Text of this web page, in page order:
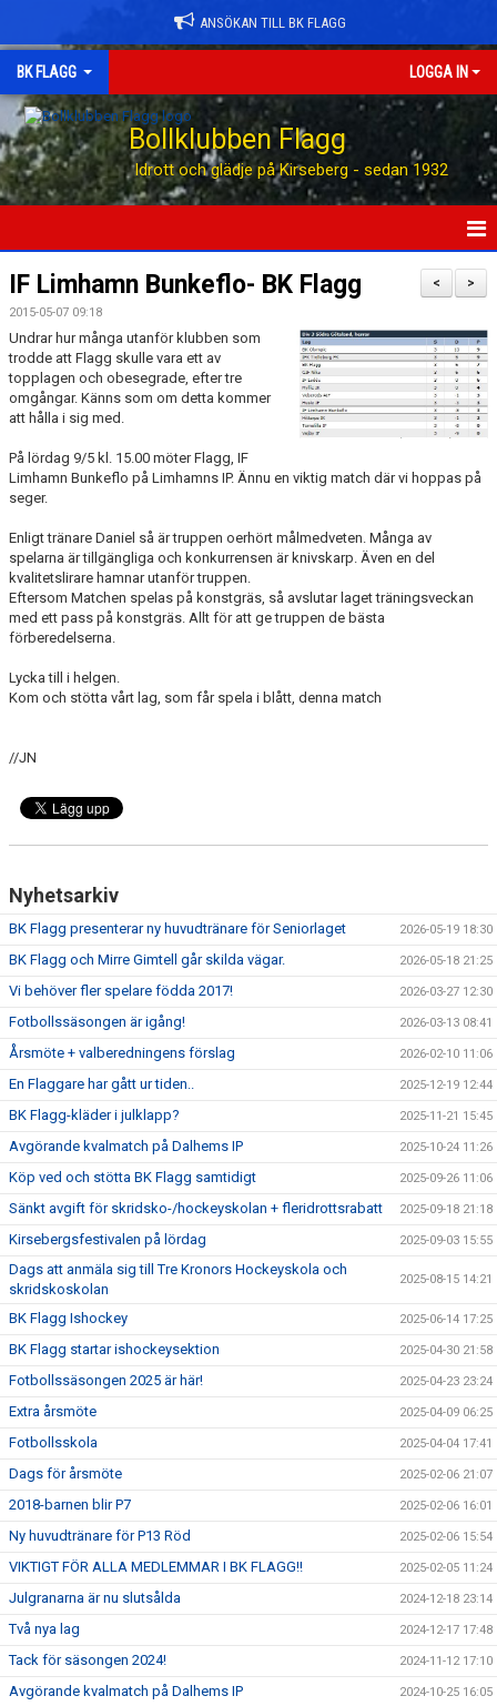
ANSÖKAN TILL BK FLAGG
BK FLAGG LOGGA IN
Bollklubben Flagg
Idrott och glädje på Kirseberg - sedan 1932
HEM
ANSÖK TILL BK FLAGG
STÖTTA BK FLAGG
KONTAKT
AVGIFTER
NYHETER
OM KLUBBEN
KALENDER
BILDGALLERI
DOKUMENT
KÖP FÖRENINGSKLÄDER
VÅRA PARTNERS!
>
<
IF Limhamn Bunkeflo- BK Flagg
2015-05-07 09:18
Undrar hur många utanför klubben som
trodde att Flagg skulle vara ett av
topplagen och obesegrade, efter tre
omgångar. Känns som om detta kommer
att hålla i sig med.
På lördag 9/5 kl. 15.00 möter Flagg, IF
Limhamn Bunkeflo på Limhamns IP. Ännu en viktig match där vi hoppas på
seger.
Enligt tränare Daniel så är truppen oerhört målmedveten. Många av
spelarna är tillgängliga och konkurrensen är knivskarp. Även en del
kvalitetslirare hamnar utanför truppen.
Eftersom Matchen spelas på konstgräs, så avslutar laget träningsveckan
med ett pass på konstgräs. Allt för att ge truppen de bästa
förberedelserna.
Lycka till i helgen.
Kom och stötta vårt lag, som får spela i blått, denna match
//JN
Nyhetsarkiv
BK Flagg presenterar ny huvudtränare för Seniorlaget 2026-05-19 18:30
BK Flagg och Mirre Gimtell går skilda vägar. 2026-05-18 21:25
Vi behöver fler spelare födda 2017! 2026-03-27 12:30
Fotbollssäsongen är igång! 2026-03-13 08:41
Årsmöte + valberedningens förslag 2026-02-10 11:06
En Flaggare har gått ur tiden.. 2025-12-19 12:44
BK Flagg-kläder i julklapp? 2025-11-21 15:45
Avgörande kvalmatch på Dalhems IP 2025-10-24 11:26
Köp ved och stötta BK Flagg samtidigt 2025-09-26 11:06
Sänkt avgift för skridsko-/hockeyskolan + fleridrottsrabatt 2025-09-18 21:18
Kirsebergsfestivalen på lördag 2025-09-03 15:55
Dags att anmäla sig till Tre Kronors Hockeyskola och
skridskoskolan
2025-08-15 14:21
BK Flagg Ishockey 2025-06-14 17:25
BK Flagg startar ishockeysektion 2025-04-30 21:58
Fotbollssäsongen 2025 är här! 2025-04-23 23:24
Extra årsmöte 2025-04-09 06:25
Fotbollsskola 2025-04-04 17:41
Dags för årsmöte 2025-02-06 21:07
2018-barnen blir P7 2025-02-06 16:01
Ny huvudtränare för P13 Röd 2025-02-06 15:54
VIKTIGT FÖR ALLA MEDLEMMAR I BK FLAGG!! 2025-02-05 11:24
Julgranarna är nu slutsålda 2024-12-18 23:14
Två nya lag 2024-12-17 17:48
Tack för säsongen 2024! 2024-11-12 17:10
Avgörande kvalmatch på Dalhems IP 2024-10-25 16:05